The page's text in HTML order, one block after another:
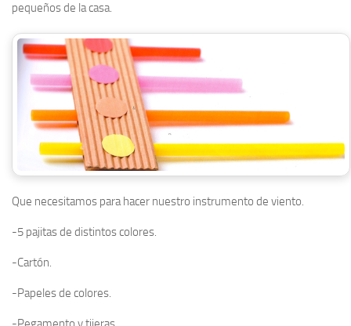
pequeños de la casa.
Que necesitamos para hacer nuestro instrumento de viento.
-5 pajitas de distintos colores.
-Cartón.
-Papeles de colores.